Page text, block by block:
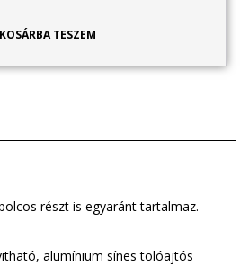
KOSÁRBA TESZEM
részt is egyaránt tartalmaz.
alumínium sínes tolóajtós